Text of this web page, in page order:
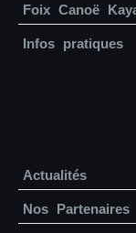
Foix Canoë
Infos pratiques
Actualités
Nos Partenaires